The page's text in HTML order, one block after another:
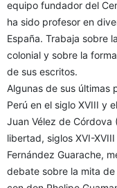
equipo fundador del
ha sido profesor en
España. Trabaja sobre
colonial y sobre la
de sus escritos.
Algunas de sus últimas
Perú en el siglo XVIII y
Juan Vélez de Córdova
libertad, siglos XVI-
Fernández Guarache,
debate sobre la mita